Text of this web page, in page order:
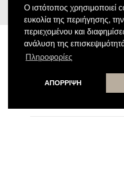
Ο ιστότοπος χρησιμοποιεί
ευκολία της περιήγησης,
περιεχομένου και
ανάλυση της
Πληροφορίες
ΑΠΟΡΡΙΨΗ
Εγγραφή στο
Κάνε εγγραφή στο